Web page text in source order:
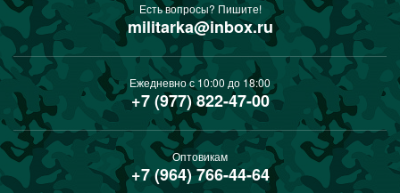
Есть вопросы? Пишите!
militarka@inbox.ru
Ежедневно с 10:00 до 18:00
+7 (977) 822-47-00
Оптовикам
+7 (964) 766-44-64